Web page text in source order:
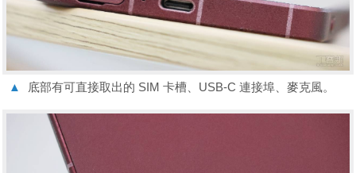
▲ 底部有可直接取出的 SIM 卡槽、USB-C 連接埠、麥克風。